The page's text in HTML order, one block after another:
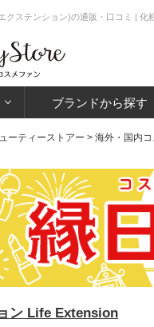
クステンション)の通販・口コミ |
ブランドから探す
ーティーストアー > 海外・国内
ン Life Extension